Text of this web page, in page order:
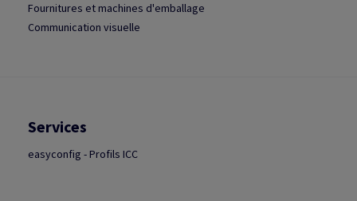
Fournitures et machines d'emballage
Communication visuelle
Services
easyconfig - Profils ICC